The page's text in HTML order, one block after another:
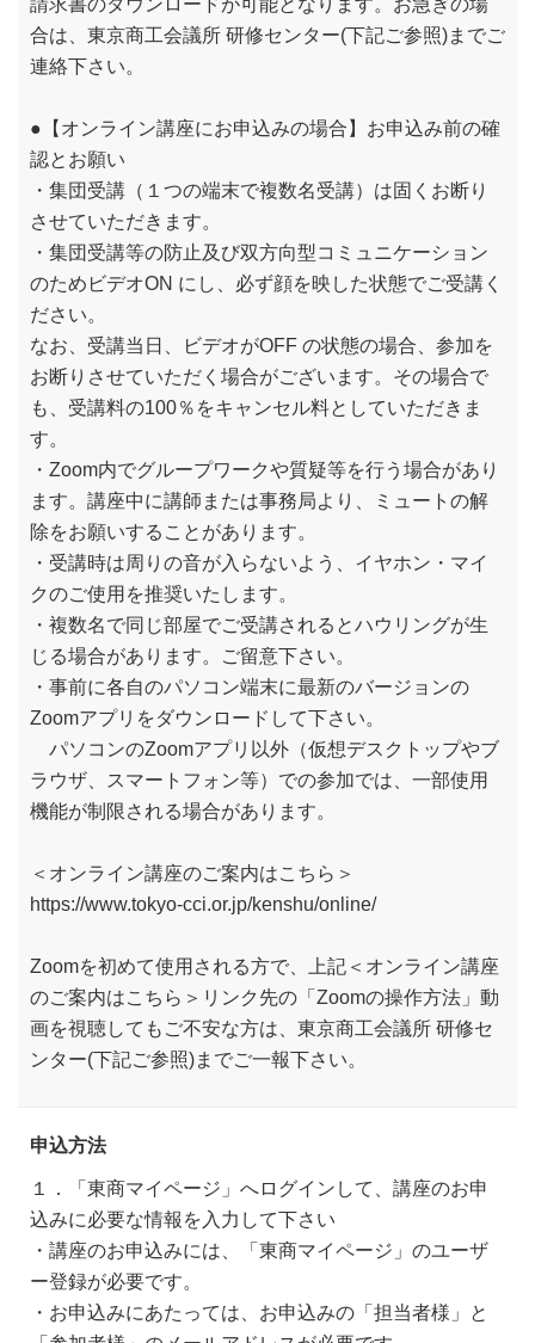
合は、東京商工会議所 研修センター(下記ご参照)までご
連絡下さい。
●【オンライン講座にお申込みの場合】お申込み前の確
認とお願い
・集団受講（１つの端末で複数名受講）は固くお断り
させていただきます。
・集団受講等の防止及び双方向型コミュニケーション
のためビデオON にし、必ず顔を映した状態でご受講く
ださい。
なお、受講当日、ビデオがOFF の状態の場合、参加を
お断りさせていただく場合がございます。その場合で
も、受講料の100％をキャンセル料としていただきま
す。
・Zoom内でグループワークや質疑等を行う場合があり
ます。講座中に講師または事務局より、ミュートの解
除をお願いすることがあります。
・受講時は周りの音が入らないよう、イヤホン・マイ
クのご使用を推奨いたします。
・複数名で同じ部屋でご受講されるとハウリングが生
じる場合があります。ご留意下さい。
・事前に各自のパソコン端末に最新のバージョンの
Zoomアプリをダウンロードして下さい。
パソコンのZoomアプリ以外（仮想デスクトップやブ
ラウザ、スマートフォン等）での参加では、一部使用
機能が制限される場合があります。
＜オンライン講座のご案内はこちら＞
https://www.tokyo-cci.or.jp/kenshu/online/
Zoomを初めて使用される方で、上記＜オンライン講座
のご案内はこちら＞リンク先の「Zoomの操作方法」動
画を視聴してもご不安な方は、東京商工会議所 研修セ
ンター(下記ご参照)までご一報下さい。
申込方法
１．「東商マイページ」へログインして、講座のお申
込みに必要な情報を入力して下さい
・講座のお申込みには、「東商マイページ」のユーザ
ー登録が必要です。
・お申込みにあたっては、お申込みの「担当者様」と